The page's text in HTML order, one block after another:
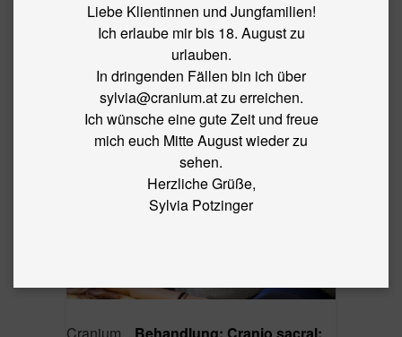
CRANIUM
sylvia Published 12. April 2018 Full size is
5616 × 3744
Liebe Klientinnen und Jungfamilien!
Ich erlaube mir bis 18. August zu
urlauben.
In dringenden Fällen bin ich über
sylvia@cranium.at zu erreichen.
Ich wünsche eine gute Zeit und freue
mich euch Mitte August wieder zu
sehen.
Herzliche Grüße,
Sylvia Potzinger